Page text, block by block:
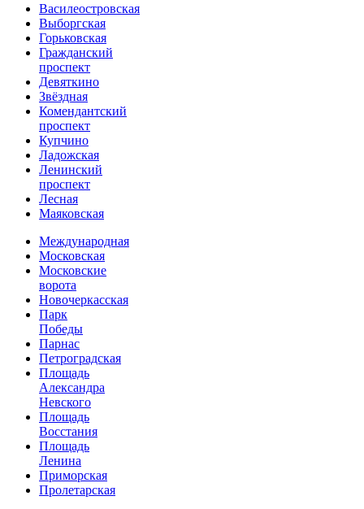
Василеостровская
Выборгская
Горьковская
Гражданский
проспект
Девяткино
Звёздная
Комендантский
проспект
Купчино
Ладожская
Ленинский
проспект
Лесная
Маяковская
Международная
Московская
Московские
ворота
Новочеркасская
Парк
Победы
Парнас
Петроградская
Площадь
Александра
Невского
Площадь
Восстания
Площадь
Ленина
Приморская
Пролетарская